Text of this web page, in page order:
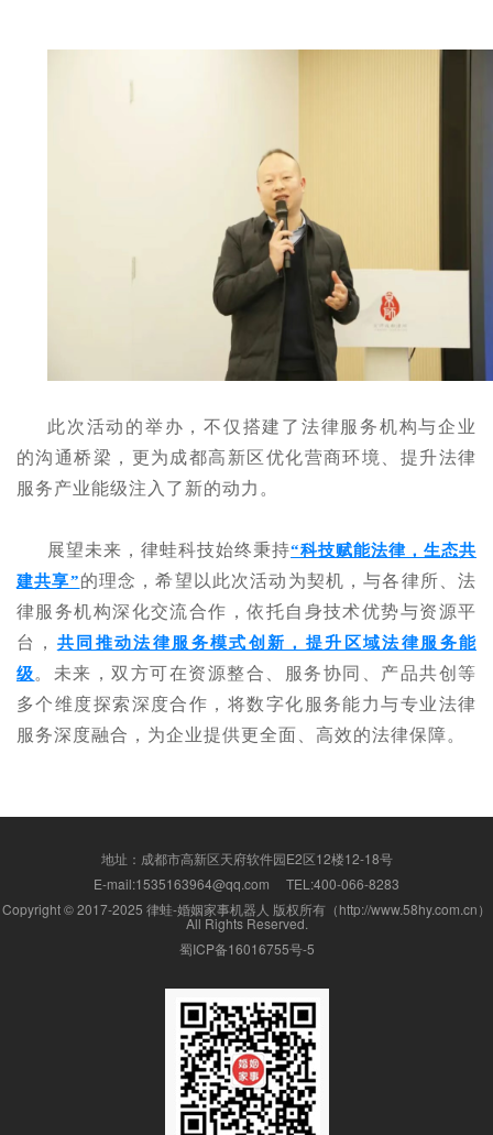
此次活动的举办，不仅搭建了法律服务机构与企业
的沟通桥梁，更为成都高新区优化营商环境、提升法律
服务产业能级注入了新的动力。
展望未来，律蛙科技始终秉持“科技赋能法律，生态共
建共享”的理念，希望以此次活动为契机，与各律所、法
律服务机构深化交流合作，依托自身技术优势与资源平
台， 共同推动法律服务模式创新，提升区域法律服务能
级。未来，双方可在资源整合、服务协同、产品共创等
多个维度探索深度合作，将数字化服务能力与专业法律
服务深度融合，为企业提供更全面、高效的法律保障。
地址：成都市高新区天府软件园E2区12楼12-18号
E-mail:1535163964@qq.com TEL:400-066-8283
Copyright © 2017-2025 律蛙-婚姻家事机器人 版权所有（http://www.58hy.com.cn）
All Rights Reserved.
蜀ICP备16016755号-5